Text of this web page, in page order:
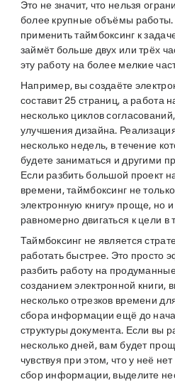
Это не значит, что нельзя
более крупные объёмы работы.
применить таймбоксинг к
займёт больше двух или трёх
эту работу на более мелкие
Например, вы создаёте
составит 25 страниц, а работа
несколько циклов
улучшения дизайна.
несколько недель, в течение
будете заниматься и другими
Если разбить большой проект
времени, таймбоксинг не
электронную книгу» проще, но
равномерно двигаться к цели в
Таймбоксинг не является
работать быстрее. Это просто
разбить работу на
созданием электронной книги,
несколько отрезков времени
сбора информации ещё до
структуры документа. Если вы
несколько дней, вам будет
чувствуя при этом, что у неё
сбор информации, выделите